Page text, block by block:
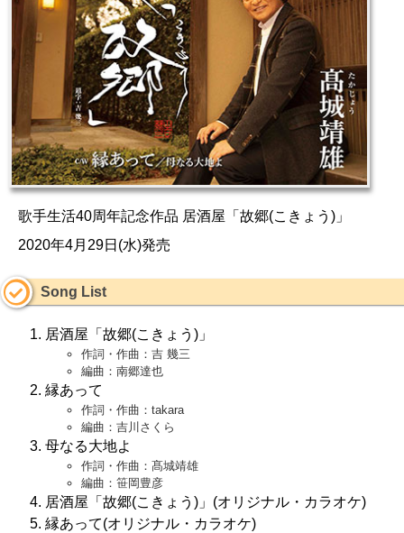
歌手生活40周年記念作品 居酒屋「故郷(こきょう)」
2020年4月29日(水)発売
Song List
居酒屋「故郷(こきょう)」
作詞・作曲：吉 幾三
編曲：南郷達也
縁あって
作詞・作曲：takara
編曲：吉川さくら
母なる大地よ
作詞・作曲：髙城靖雄
編曲：笹岡豊彦
居酒屋「故郷(こきょう)」(オリジナル・カラオケ)
縁あって(オリジナル・カラオケ)